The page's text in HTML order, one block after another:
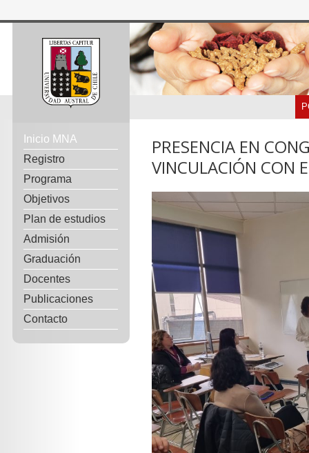
Inicio MNA
Registro
Programa
Objetivos
Plan de estudios
Admisión
Graduación
Docentes
Publicaciones
Contacto
PRESENCIA EN
VINCULACIÓN CON